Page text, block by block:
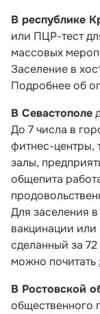
В республике
или ПЦР-тест
массовых
Заселение в
Подробнее об
В Севастополе
До 7 числа в
фитнес-центры,
залы,
общепита
Для заселения
вакцинации
сделанный за
можно почитать
В Ростовской
общественного